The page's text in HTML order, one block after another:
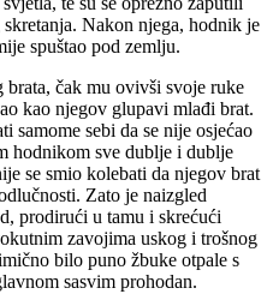
Nakon njega, hodnik je
spuštao pod zemlju.
čak mu ovivši svoje ruke
kao njegov glupavi mlađi brat.
samome sebi da se nije osjećao
hodnikom sve dublje i dublje
se smio kolebati da njegov brat
Zato je naizgled
prodirući u tamu i skrećući
zavojima uskog i trošnog
bilo puno žbuke otpale s
sasvim prohodan.